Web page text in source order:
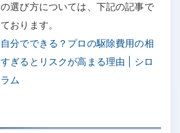
選び方については、下記の記事で
おります。
分でできる？プロの駆除費用の相
ぎるとリスクが高まる理由 | シロ
ム